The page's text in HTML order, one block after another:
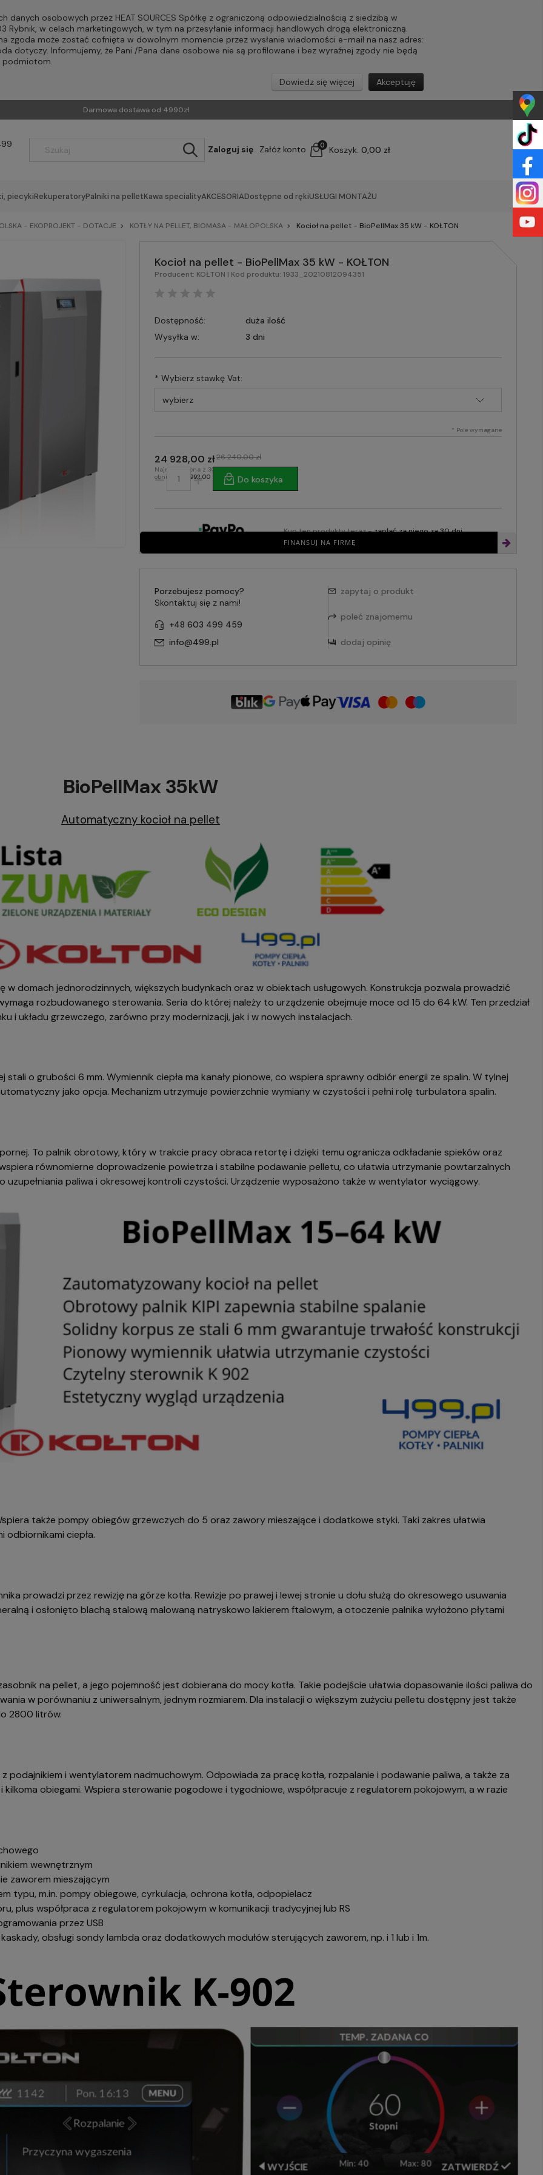
danych osobowych przez HEAT SOURCES Spółkę z ograniczoną odpowiedzialnością z siedzibą w
Rybnik, w celach marketingowych, w tym na przesyłanie informacji handlowych drogą elektroniczną.
zgoda może zostać cofnięta w dowolnym momencie przez wysłanie wiadomości e-mail na nasz adres:
dotyczy. Informujemy, że Pani /Pana dane osobowe nie są profilowane i bez wyraźnej zgody nie będą
podmiotom.
Akceptuję
Dowiedz się więcej
Darmowa dostawa od 4990zł
Zaloguj się Załóż konto Koszyk: 0,00 zł
0
piecykiRekuperatoryPalniki na pelletKawa specialityAKCESORIADostępne od rękiUSŁUGI MONTAŻU
- EKOPROJEKT - DOTACJE KOTŁY NA PELLET, BIOMASA - MAŁOPOLSKA Kocioł na pellet - BioPellMax 35 kW - KOŁTON
Kocioł na pellet - BioPellMax 35 kW - KOŁTON
Producent: KOŁTON | Kod produktu: 1933_20210812094351
Dostępność:
duża ilość
Wysyłka w:
3 dni
* Wybierz stawkę Vat:
* Pole wymagane
24 928,00 zł26 240,00 zł
Najniższa cena z 30 dni przed
obniżką: 20 992,00 zł Do koszyka
FINANSUJ NA FIRMĘ
Kup ten produkty teraz -zapłać za niego za 30 dni
Porzebujesz pomocy?
Skontaktuj się z nami!
+48 603 499 459
info@499.pl
zapytaj o produkt
poleć znajomemu
dodaj opinię
BioPellMax 35kW
Automatyczny kocioł na pellet
w domach jednorodzinnych, większych budynkach oraz w obiektach usługowych. Konstrukcja pozwala prowadzić
rozbudowanego sterowania. Seria do której należy to urządzenie obejmuje moce od 15 do 64 kW. Ten przedział
i układu grzewczego, zarówno przy modernizacji, jak i w nowych instalacjach.
o grubości 6 mm. Wymiennik ciepła ma kanały pionowe, co wspiera sprawny odbiór energii ze spalin. W tylnej
jako opcja. Mechanizm utrzymuje powierzchnie wymiany w czystości i pełni rolę turbulatora spalin.
To palnik obrotowy, który w trakcie pracy obraca retortę i dzięki temu ogranicza odkładanie spieków oraz
równomierne doprowadzenie powietrza i stabilne podawanie pelletu, co ułatwia utrzymanie powtarzalnych
paliwa i okresowej kontroli czystości. Urządzenie wyposażono także w wentylator wyciągowy.
także pompy obiegów grzewczych do 5 oraz zawory mieszające i dodatkowe styki. Taki zakres ułatwia
odbiornikami ciepła.
prowadzi przez rewizję na górze kotła. Rewizje po prawej i lewej stronie u dołu służą do okresowego usuwania
i osłonięto blachą stalową malowaną natryskowo lakierem ftalowym, a otoczenie palnika wyłożono płytami
na pellet, a jego pojemność jest dobierana do mocy kotła. Takie podejście ułatwia dopasowanie ilości paliwa do
w porównaniu z uniwersalnym, jednym rozmiarem. Dla instalacji o większym zużyciu pelletu dostępny jest także
2800 litrów.
i wentylatorem nadmuchowym. Odpowiada za pracę kotła, rozpalanie i podawanie paliwa, a także za
obiegami. Wspiera sterowanie pogodowe i tygodniowe, współpracuje z regulatorem pokojowym, a w razie
wewnętrznym
zaworem mieszającym
typu, m.in. pompy obiegowe, cyrkulacja, ochrona kotła, odpopielacz
plus współpraca z regulatorem pokojowym w komunikacji tradycyjnej lub RS
przez USB
obsługi sondy lambda oraz dodatkowych modułów sterujących zaworem, np. i 1 lub i 1m.